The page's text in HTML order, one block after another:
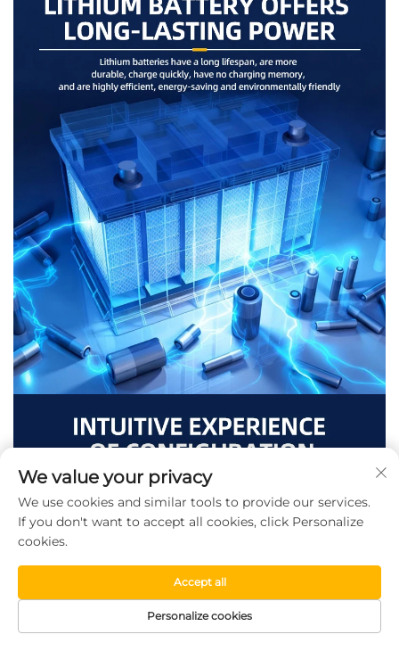
We value your privacy
We use cookies and similar tools to provide our services.
If you don't want to accept all cookies, click Personalize
cookies.
Personalize cookies
Accept all